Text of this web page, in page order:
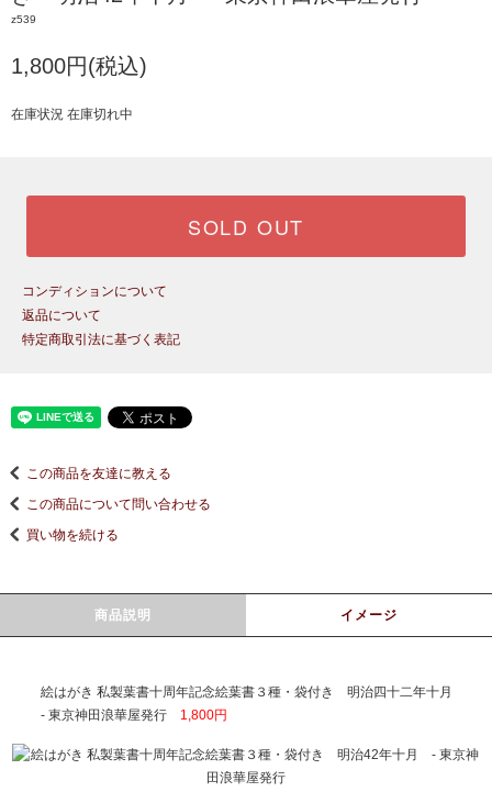
z539
1,800円(税込)
在庫状況 在庫切れ中
SOLD OUT
コンディションについて
返品について
特定商取引法に基づく表記
この商品を友達に教える
この商品について問い合わせる
買い物を続ける
商品説明 イメージ
絵はがき 私製葉書十周年記念絵葉書３種・袋付き 明治四十二年十月
- 東京神田浪華屋発行
1,800円